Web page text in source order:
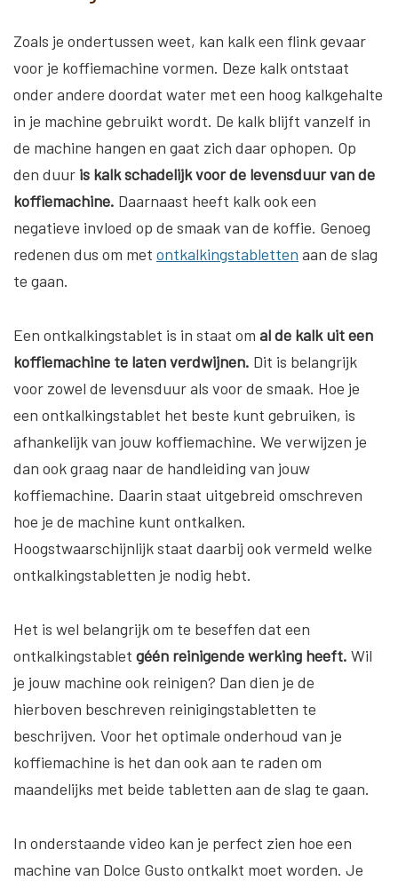
Zoals je ondertussen weet, kan kalk een flink gevaar
voor je koffiemachine vormen. Deze kalk ontstaat
onder andere doordat water met een hoog kalkgehalte
in je machine gebruikt wordt. De kalk blijft vanzelf in
de machine hangen en gaat zich daar ophopen. Op
den duur is kalk schadelijk voor de levensduur van de
koffiemachine. Daarnaast heeft kalk ook een
negatieve invloed op de smaak van de koffie. Genoeg
redenen dus om met ontkalkingstabletten aan de slag
te gaan.
Een ontkalkingstablet is in staat om al de kalk uit een
koffiemachine te laten verdwijnen. Dit is belangrijk
voor zowel de levensduur als voor de smaak. Hoe je
een ontkalkingstablet het beste kunt gebruiken, is
afhankelijk van jouw koffiemachine. We verwijzen je
dan ook graag naar de handleiding van jouw
koffiemachine. Daarin staat uitgebreid omschreven
hoe je de machine kunt ontkalken.
Hoogstwaarschijnlijk staat daarbij ook vermeld welke
ontkalkingstabletten je nodig hebt.
Het is wel belangrijk om te beseffen dat een
ontkalkingstablet géén reinigende werking heeft. Wil
je jouw machine ook reinigen? Dan dien je de
hierboven beschreven reinigingstabletten te
beschrijven. Voor het optimale onderhoud van je
koffiemachine is het dan ook aan te raden om
maandelijks met beide tabletten aan de slag te gaan.
In onderstaande video kan je perfect zien hoe een
machine van Dolce Gusto ontkalkt moet worden. Je